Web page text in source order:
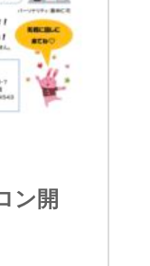
ン開